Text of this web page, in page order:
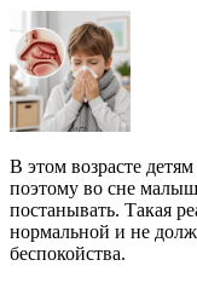
В этом возрасте
поэтому во сне
постанывать. Такая
нормальной и не
беспокойства.